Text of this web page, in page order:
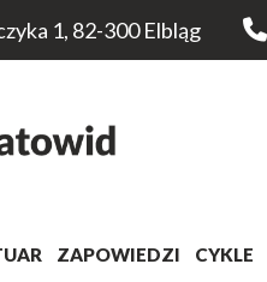
1, 82-300 Elbląg
ZAPOWIEDZI CYKLE